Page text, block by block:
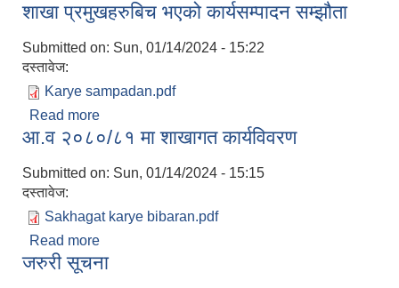
शाखा प्रमुखहरुबिच भएको कार्यसम्पादन सम्झौता
Submitted on: Sun, 01/14/2024 - 15:22
दस्तावेज:
Karye sampadan.pdf
Read more
शाखा प्रमुखहरुबिच भएको कार्यसम्पादन सम्झौता
आ.व २०८०/८१ मा शाखागत कार्यविवरण
Submitted on: Sun, 01/14/2024 - 15:15
दस्तावेज:
Sakhagat karye bibaran.pdf
Read more
जरुरी सूचना